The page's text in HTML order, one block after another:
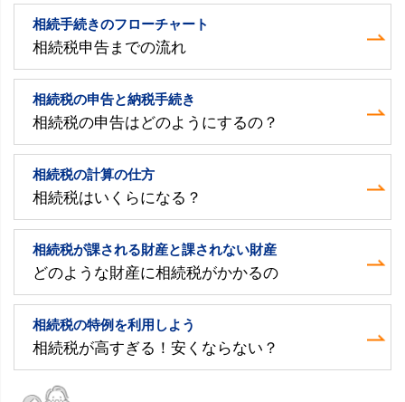
相続手続きのフローチャート
相続税申告までの流れ
相続税の申告と納税手続き
相続税の申告はどのようにするの？
相続税の計算の仕方
相続税はいくらになる？
相続税が課される財産と課されない財産
どのような財産に相続税がかかるの
相続税の特例を利用しよう
相続税が高すぎる！安くならない？